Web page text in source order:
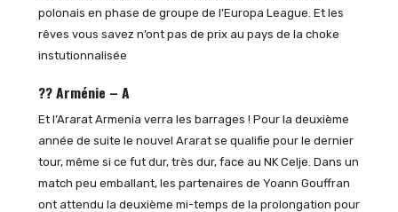
polonais en phase de groupe de l’Europa League. Et les
rêves vous savez n’ont pas de prix au pays de la choke
instutionnalisée
?? Arménie – A
Et l’Ararat Armenia verra les barrages ! Pour la deuxième
année de suite le nouvel Ararat se qualifie pour le dernier
tour, même si ce fut dur, très dur, face au NK Celje. Dans un
match peu emballant, les partenaires de Yoann Gouffran
ont attendu la deuxième mi-temps de la prolongation pour